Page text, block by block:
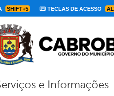
SHIFT+5 TECLAS DE ACESSO
menu principal de navegação
e Informações